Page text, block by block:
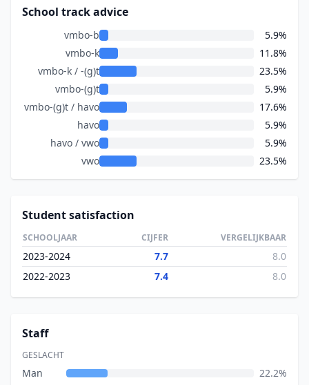
School track advice
vmbo-b
5.9%
vmbo-k
11.8%
vmbo-k / -(g)t
23.5%
vmbo-(g)t
5.9%
vmbo-(g)t / havo
17.6%
havo
5.9%
havo / vwo
5.9%
vwo
23.5%
Student satisfaction
SCHOOLJAAR CIJFER VERGELIJKBAAR
2023-2024 7.7
8.0
2022-2023
7.4 8.0
Staff
GESLACHT
Man
22.2%